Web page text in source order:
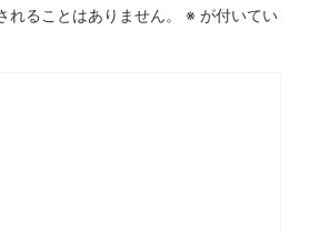
れることはありません。 ※ が付いてい